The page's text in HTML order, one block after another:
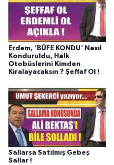
Erdem, 'BÜFE KONDU' Nasıl
Konduruldu, Halk
Otobüslerini Kimden
Kiralayacaksın ? Şeffaf Ol !
Sallarsa Satılmış Gebeş
Sallar !